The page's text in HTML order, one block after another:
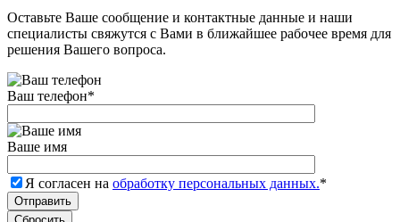
Оставьте Ваше сообщение и контактные данные и наши
специалисты свяжутся с Вами в ближайшее рабочее время для
решения Вашего вопроса.
Ваш телефон*
Ваше имя
Я согласен на обработку персональных данных.*